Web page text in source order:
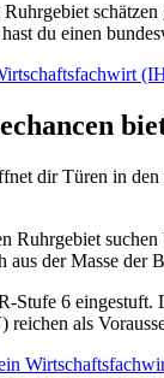
du einen
dir Türen in
Ruhrgebiet
der Masse der
Stufe 6 eingestuft.
als